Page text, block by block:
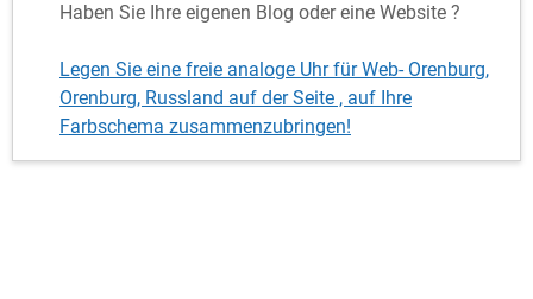
Haben Sie Ihre eigenen Blog oder eine Website ?
Legen Sie eine freie analoge Uhr für Web- Orenburg,
Orenburg, Russland auf der Seite , auf Ihre
Farbschema zusammenzubringen!